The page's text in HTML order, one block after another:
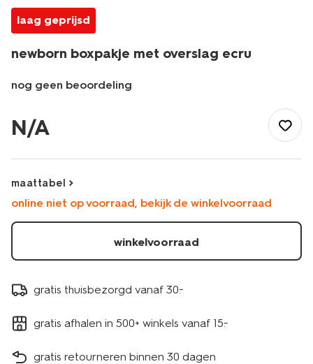
laag geprijsd
newborn boxpakje met overslag ecru
nog geen beoordeling
boxpakje-
met-
ecru-
33412920ECRU.html
N/A
maattabel
online niet op voorraad, bekijk de winkelvoorraad
winkelvoorraad
gratis thuisbezorgd vanaf 30.-
gratis afhalen in 500+ winkels vanaf 15.-
gratis retourneren binnen 30 dagen